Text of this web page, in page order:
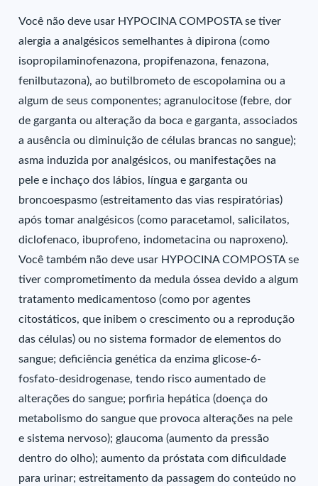
Você não deve usar HYPOCINA COMPOSTA se tiver
alergia a analgésicos semelhantes à dipirona (como
isopropilaminofenazona, propifenazona, fenazona,
fenilbutazona), ao butilbrometo de escopolamina ou a
algum de seus componentes; agranulocitose (febre, dor
de garganta ou alteração da boca e garganta, associados
a ausência ou diminuição de células brancas no sangue);
asma induzida por analgésicos, ou manifestações na
pele e inchaço dos lábios, língua e garganta ou
broncoespasmo (estreitamento das vias respiratórias)
após tomar analgésicos (como paracetamol, salicilatos,
diclofenaco, ibuprofeno, indometacina ou naproxeno).
Você também não deve usar HYPOCINA COMPOSTA se
tiver comprometimento da medula óssea devido a algum
tratamento medicamentoso (como por agentes
citostáticos, que inibem o crescimento ou a reprodução
das células) ou no sistema formador de elementos do
sangue; deficiência genética da enzima glicose-6-
fosfato-desidrogenase, tendo risco aumentado de
alterações do sangue; porfiria hepática (doença do
metabolismo do sangue que provoca alterações na pele
e sistema nervoso); glaucoma (aumento da pressão
dentro do olho); aumento da próstata com dificuldade
para urinar; estreitamento da passagem do conteúdo no